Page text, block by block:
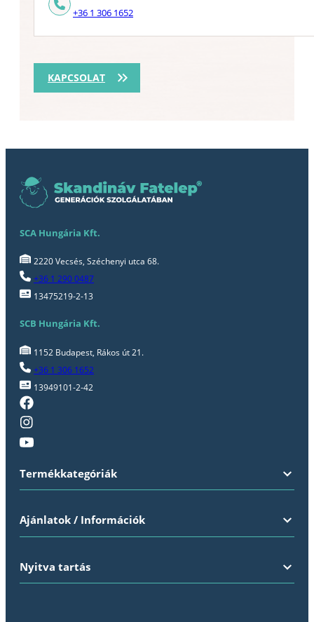
KAPCSOLAT
+36 1 306 1652
SCA Hungária Kft.
2220 Vecsés, Széchenyi utca 68.
+36 1 290 0487
13475219-2-13
SCB Hungária Kft.
1152 Budapest, Rákos út 21.
+36 1 306 1652
13949101-2-42
Termékkategóriák
Ajánlatok / Információk
Nyitva tartás